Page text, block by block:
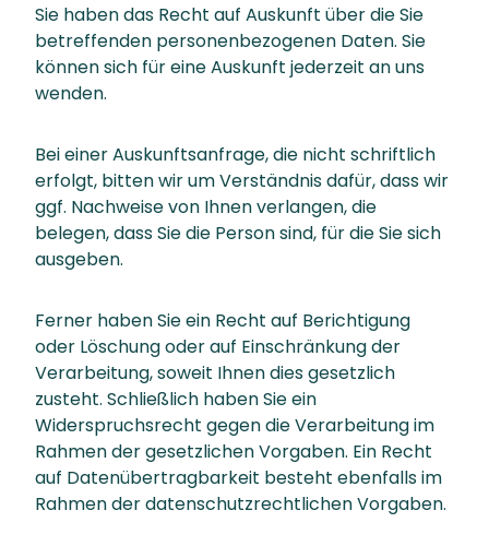
Sie haben das Recht auf Auskunft über die Sie
betreffenden personenbezogenen Daten. Sie
können sich für eine Auskunft jederzeit an uns
wenden.
Bei einer Auskunftsanfrage, die nicht schriftlich
erfolgt, bitten wir um Verständnis dafür, dass wir
ggf. Nachweise von Ihnen verlangen, die
belegen, dass Sie die Person sind, für die Sie sich
ausgeben.
Ferner haben Sie ein Recht auf Berichtigung
oder Löschung oder auf Einschränkung der
Verarbeitung, soweit Ihnen dies gesetzlich
zusteht. Schließlich haben Sie ein
Widerspruchsrecht gegen die Verarbeitung im
Rahmen der gesetzlichen Vorgaben. Ein Recht
auf Datenübertragbarkeit besteht ebenfalls im
Rahmen der datenschutzrechtlichen Vorgaben.